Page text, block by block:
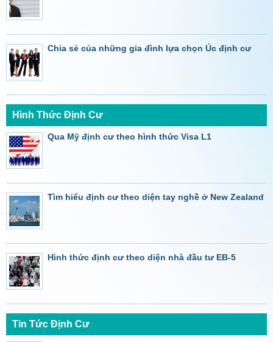
Chia sẻ của những gia đình lựa chọn Úc định cư
Hình Thức Định Cư
Qua Mỹ định cư theo hình thức Visa L1
Tìm hiểu định cư theo diện tay nghề ở New Zealand
Hình thức định cư theo diện nhà đầu tư EB-5
Tin Tức Định Cư